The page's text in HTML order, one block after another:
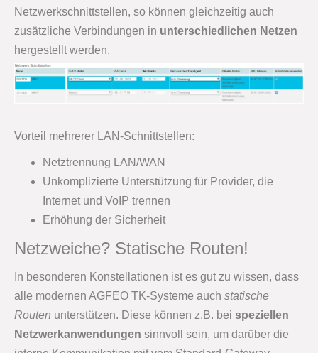
Netzwerkschnittstellen, so können gleichzeitig auch
zusätzliche Verbindungen in unterschiedlichen Netzen
hergestellt werden.
Vorteil mehrerer LAN-Schnittstellen:
Netztrennung LAN/WAN
Unkomplizierte Unterstützung für Provider, die
Internet und VoIP trennen
Erhöhung der Sicherheit
Netzweiche? Statische Routen!
In besonderen Konstellationen ist es gut zu wissen, dass
alle modernen AGFEO TK-Systeme auch statische
Routen unterstützen. Diese können z.B. bei speziellen
Netzwerkanwendungen sinnvoll sein, um darüber die